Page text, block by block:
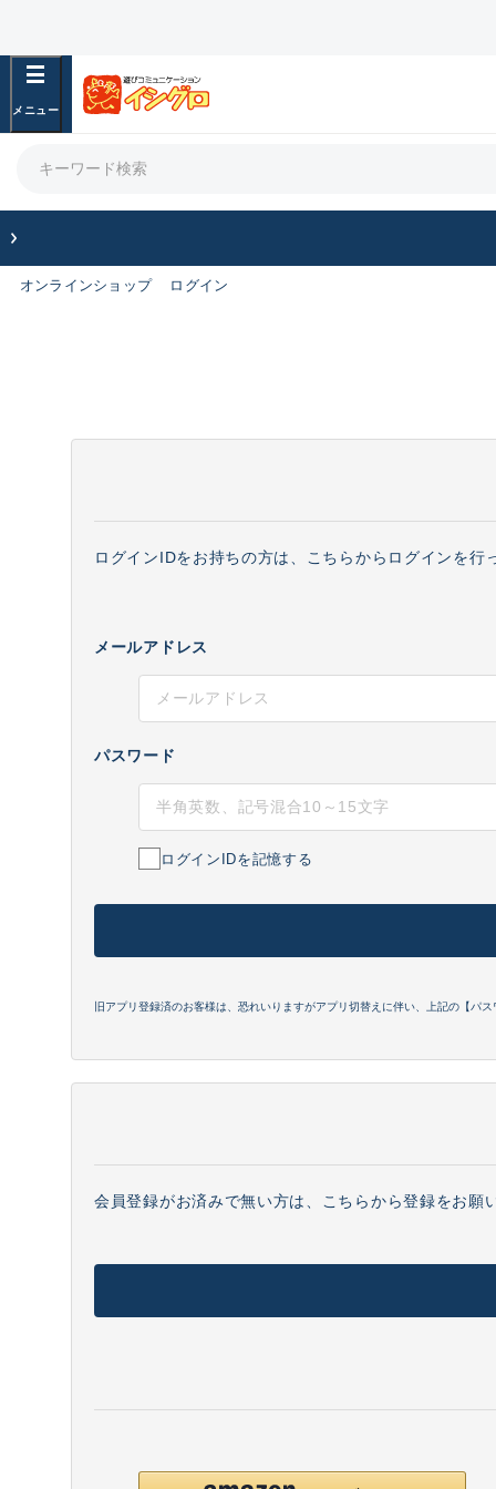
オンラインショップ ログイン
ログインIDをお持ちの方は、こちらからログインを行
メールアドレス
パスワード
ログインIDを記憶する
旧アプリ登録済のお客様は、恐れいりますがアプリ切替えに伴い、上記の【パ
会員登録がお済みで無い方は、こちらから登録をお願